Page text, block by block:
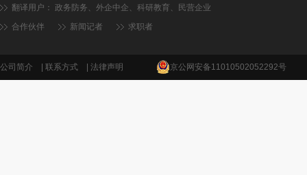
“我单位是一家总部位于丹麦的高科技企业
世万保制
翻译用户： 政务防务 、 外企中企 、 科研教育 、
民营企业
合作伙伴
新闻记者 求职者
公司简介 联系方式 法律声明 京公网安备11010502052292号